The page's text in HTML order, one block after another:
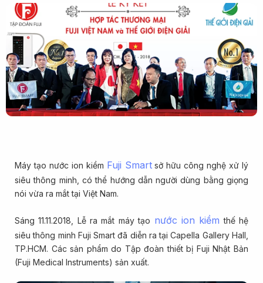
Máy tạo nước ion kiềm Fuji Smartsở hữu công nghệ xử lý
siêu thông minh, có thể hướng dẫn người dùng bằng giọng
nói vừa ra mắt tại Việt Nam.
Sáng 11.11.2018, Lễ ra mắt máy tạo nước ion kiềm thế hệ
siêu thông minh Fuji Smart đã diễn ra tại Capella Gallery Hall,
TP.HCM. Các sản phẩm do Tập đoàn thiết bị Fuji Nhật Bản
(Fuji Medical Instruments) sản xuất.